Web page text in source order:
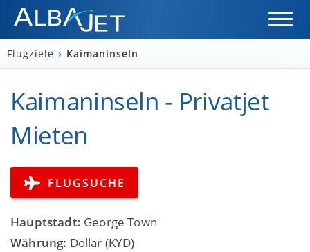
Flugziele › Kaimaninseln
Kaimaninseln - Privatjet
Mieten
FLUGSUCHE
Hauptstadt: George Town
Währung: Dollar (KYD)